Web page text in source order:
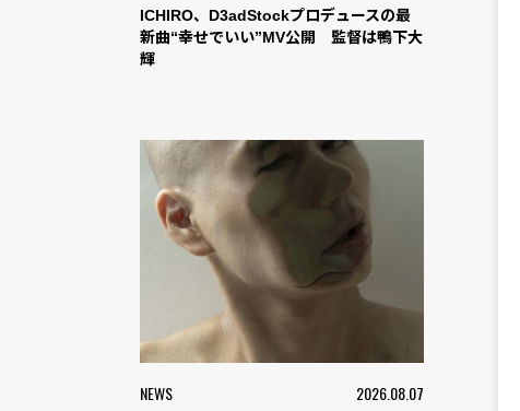
ICHIRO、D3adStockプロデュースの最
新曲“幸せでいい”MV公開 監督は鴨下大
輝
NEWS 2026.08.07